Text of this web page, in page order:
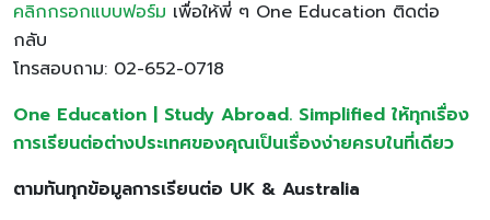
คลิกกรอกแบบฟอร์ม เพื่อให้พี่ ๆ One Education ติดต่อ
กลับ
โทรสอบถาม: 02-652-0718
One Education | Study Abroad. Simplified ให้ทุกเรื่อง
การเรียนต่อต่างประเทศของคุณเป็นเรื่องง่ายครบในที่เดียว
ตามทันทุกข้อมูลการเรียนต่อ UK & Australia